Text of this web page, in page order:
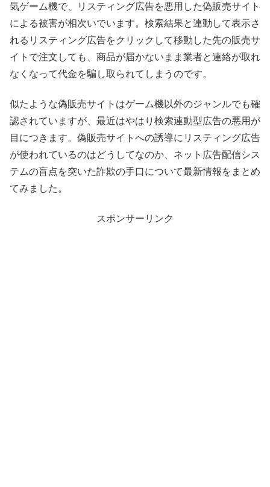
気ゲーム機で、リスティング広告を悪用した偽販売サイト
による被害が相次いでいます。検索結果と連動して表示さ
れるリスティング広告をクリックして移動した先の販売サ
イトで注文しても、商品が届かないまま業者と連絡が取れ
なくなって代金を騙し取られてしまうのです。
似たような偽販売サイトはゲーム機以外のジャンルでも確
認されていますが、最近はやはり検索連動型広告の悪用が
目につきます。偽販売サイトへの誘導にリスティング広告
が使われているのはどうしてなのか、ネット広告配信シス
テムの盲点を突いた詐欺の手口について最新情報をまとめ
てみました。
スポンサーリンク